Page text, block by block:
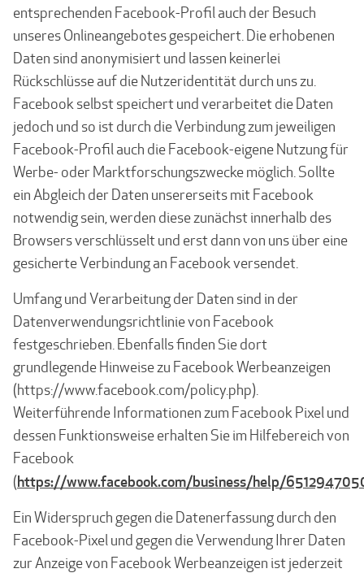
entsprechenden Facebook-Profil auch der Besuch
unseres Onlineangebotes gespeichert. Die erhobenen
Daten sind anonymisiert und lassen keinerlei
Rückschlüsse auf die Nutzeridentität durch uns zu.
Facebook selbst speichert und verarbeitet die Daten
jedoch und so ist durch die Verbindung zum jeweiligen
Facebook-Profil auch die Facebook-eigene Nutzung für
Werbe- oder Marktforschungszwecke möglich. Sollte
ein Abgleich der Daten unsererseits mit Facebook
notwendig sein, werden diese zunächst innerhalb des
Browsers verschlüsselt und erst dann von uns über eine
gesicherte Verbindung an Facebook versendet.
Umfang und Verarbeitung der Daten sind in der
Datenverwendungsrichtlinie von Facebook
festgeschrieben. Ebenfalls finden Sie dort
grundlegende Hinweise zu Facebook Werbeanzeigen
(https://www.facebook.com/policy.php).
Weiterführende Informationen zum Facebook Pixel und
dessen Funktionsweise erhalten Sie im Hilfebereich von
Facebook
(https://www.facebook.com/business/help/
Ein Widerspruch gegen die Datenerfassung durch den
Facebook-Pixel und gegen die Verwendung Ihrer Daten
zur Anzeige von Facebook Werbeanzeigen ist jederzeit